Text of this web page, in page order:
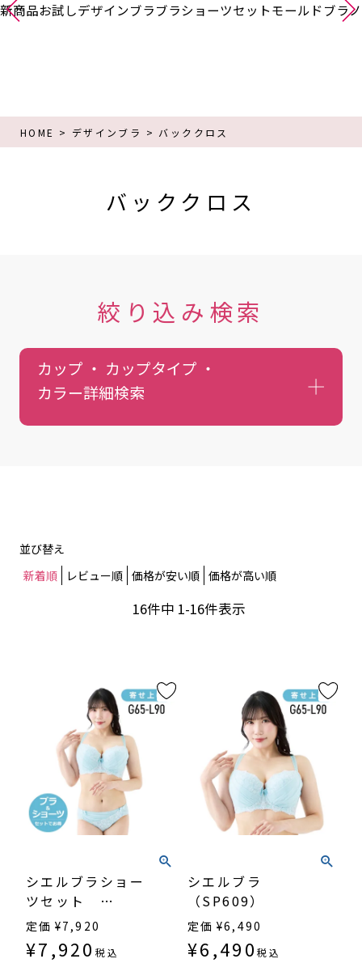
新商品お試しデザインブラブラショーツセットモールドブラ
HOME デザインブラ バッククロス
バッククロス
絞り込み検索
カップ ・ カップタイプ ・
カラー詳細検索
並び替え
新着順
レビュー順 価格が安い順 価格が高い順
16件中 1-16件表示
シエルブラショー
ツセット
（SP609）
定価 ¥7,920
¥7,920 税込
シエルブラ
（SP609）
定価 ¥6,490
¥6,490 税込